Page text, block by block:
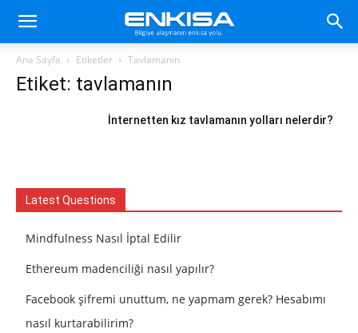
Ana Sayfa Etiketler Tavlamanın
Etiket: tavlamanın
İnternetten kız tavlamanın yolları nelerdir?
Latest Questions
Mindfulness Nasıl İptal Edilir
Ethereum madenciliği nasıl yapılır?
Facebook şifremi unuttum, ne yapmam gerek? Hesabımı
nasıl kurtarabilirim?